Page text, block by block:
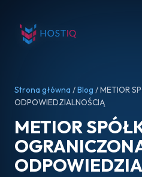
Strona główna /Blog / METIOR
ODPOWIEDZIALNOŚCIĄ
METIOR